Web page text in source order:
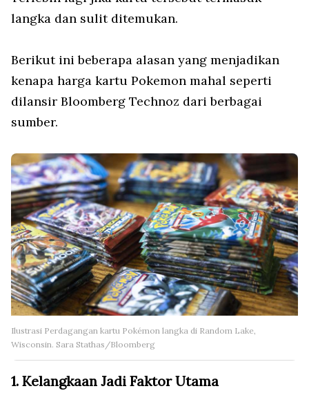
langka dan sulit ditemukan.
Berikut ini beberapa alasan yang menjadikan
kenapa harga kartu Pokemon mahal seperti
dilansir Bloomberg Technoz dari berbagai
sumber.
Ilustrasi Perdagangan kartu Pokémon langka di Random Lake,
Wisconsin. Sara Stathas/Bloomberg
1. Kelangkaan Jadi Faktor Utama